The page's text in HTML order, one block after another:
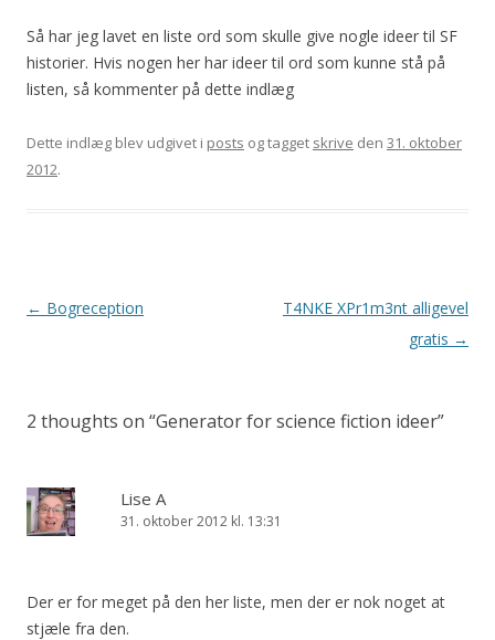
Så har jeg lavet en liste ord som skulle give nogle ideer til SF
historier. Hvis nogen her har ideer til ord som kunne stå på
listen, så kommenter på dette indlæg
Dette indlæg blev udgivet i posts og tagget skrive den 31. oktober
2012.
Indlægsnavigation
← Bogreception
T4NKE XPr1m3nt alligevel
gratis →
2 thoughts on “Generator for science fiction ideer”
Lise A
31. oktober 2012 kl. 13:31
Der er for meget på den her liste, men der er nok noget at
stjæle fra den.